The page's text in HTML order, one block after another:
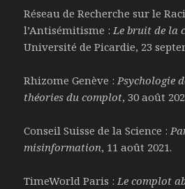
Réseau de Recherche sur le
l’Antisémitisme :Le bruit de la
Université de Picardie, 23
Rhizome Genève :Psychologie
théories du complot, 30 août
Conseil Suisse de la Science :
misinformation, 11 août 2021.
TimeWorld Paris :Le complot